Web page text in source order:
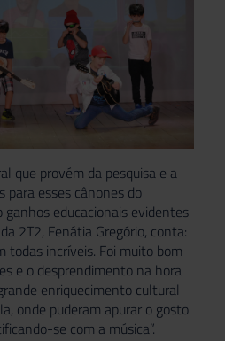
que provém da pesquisa e a
para esses cânones do
educacionais evidentes
2T2, Fenátia Gregório, conta:
todas incríveis. Foi muito bom
e o desprendimento na hora
enriquecimento cultural
onde puderam apurar o gosto
se com a música”.